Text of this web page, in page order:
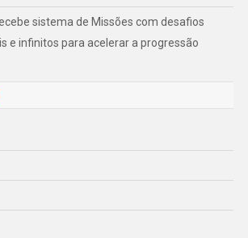
sistema de Missões com desafios
e infinitos para acelerar a progressão